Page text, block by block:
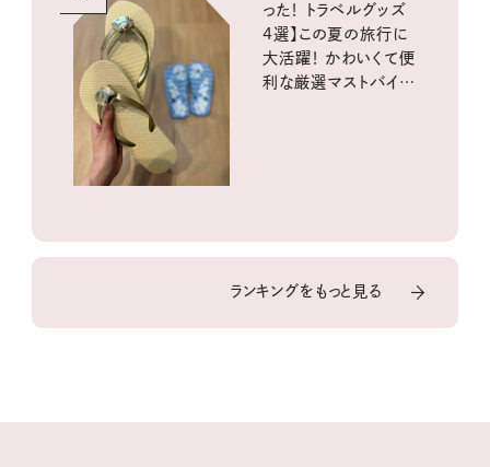
った！ トラベルグッズ
4選】この夏の旅行に
大活躍！ かわいくて便
利な厳選マストバイア
ランキングをもっと見る